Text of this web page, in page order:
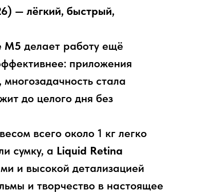
— лёгкий, быстрый,
M5 делает работу ещё
приложения
стала
до целого дня без
всего около 1 кг легко
сумку, а Liquid Retina
и высокой детализацией
и творчество в настоящее